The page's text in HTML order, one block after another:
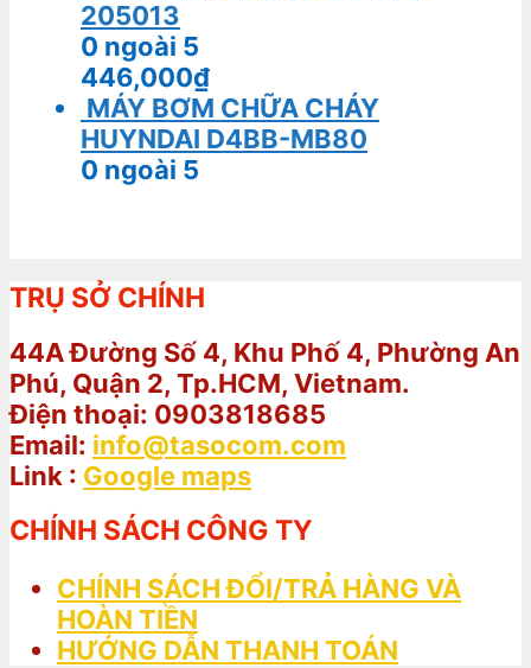
205013
0 ngoài 5
446,000₫
MÁY BƠM CHỮA CHÁY
HUYNDAI D4BB-MB80
0 ngoài 5
TRỤ SỞ CHÍNH
44A Đường Số 4, Khu Phố 4, Phường An
Phú, Quận 2, Tp.HCM, Vietnam.
Điện thoại: 0903818685
Email: info@tasocom.com
Link : Google maps
CHÍNH SÁCH CÔNG TY
CHÍNH SÁCH ĐỔI/TRẢ HÀNG VÀ
HOÀN TIỀN
HƯỚNG DẪN THANH TOÁN